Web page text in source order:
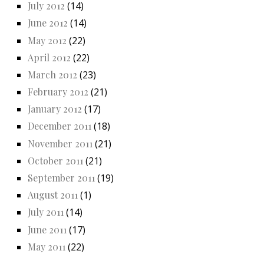
July 2012 (14)
June 2012 (14)
May 2012 (22)
April 2012 (22)
March 2012 (23)
February 2012 (21)
January 2012 (17)
December 2011(18)
November 2011 (21)
October 2011 (21)
September 2011 (19)
August 2011(1)
July 2011(14)
June 2011 (17)
May 2011 (22)